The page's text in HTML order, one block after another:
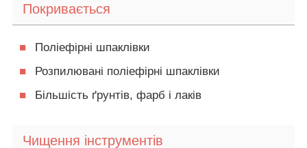
Покривається
■
Поліефірні шпаклівки
■
Розпилювані поліефірні шпаклівки
■
Більшість ґрунтів, фарб і лаків
Чищення інструментів